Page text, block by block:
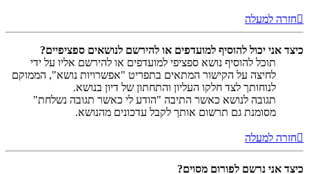
חזרה למעלה
כיצד אני יכול להוסיף למועדפים או להירשם לנושאים ספציפיים?
תוכל להוסיף נושא ספציפי למועדפים או להירשם אליו על ידי
לחיצה על הקישור המתאים בתפריט "אפשרויות נושא", הממוקם
לנוחותך לצד חלקו העליון והתחתון של דיון בנושא.
תגובה לנושא כאשר התיבה "הודע לי כאשר תגובה נשלחת"
מסומנת גם תרשום אותך לקבל עדכונים מהנושא.
חזרה למעלה
כיצד אני נרשם לפורום מסוים?